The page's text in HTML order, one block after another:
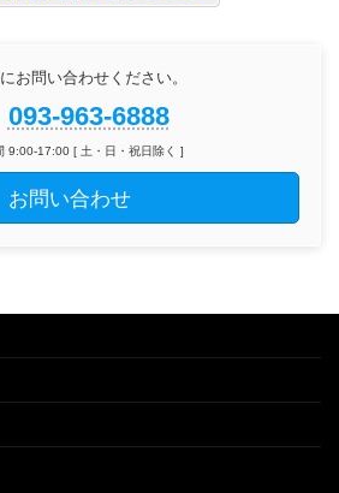
お問い合わせください。
093-963-6888
9:00-17:00 [ 土・日・祝日除く ]
お問い合わせ